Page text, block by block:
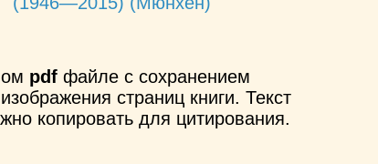
pdf файле с сохранением
страниц книги. Текст
копировать для цитирования.